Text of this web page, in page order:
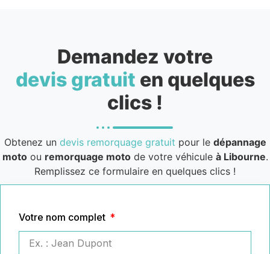
Demandez votre
devis gratuit en quelques
clics !
Obtenez un devis remorquage gratuit pour le dépannage
motoou remorquage motode votre véhicule à Libourne.
Remplissez ce formulaire en quelques clics !
Votre nom complet